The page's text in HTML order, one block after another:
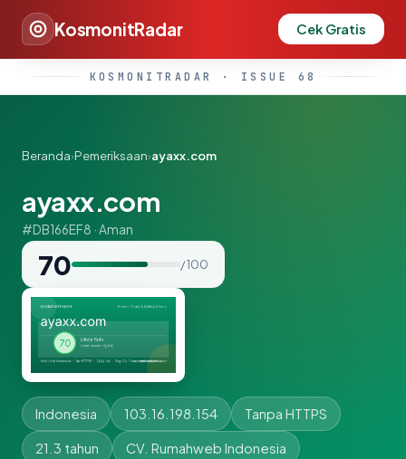
KosmonitRadar Cek Gratis
KOSMONITRADAR · ISSUE 68
Beranda›Pemeriksaan›ayaxx.com
ayaxx.com
#DB166EF8 · Aman
70 / 100
Indonesia 103.16.198.154 Tanpa HTTPS
21.3 tahun CV. Rumahweb Indonesia